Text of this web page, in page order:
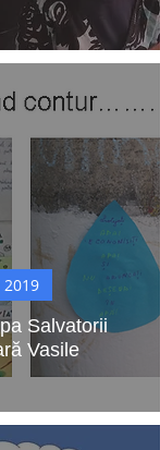
Salvatorii
Vasile
2019